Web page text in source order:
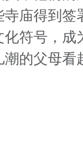
庙得到签
符号，成
的父母看